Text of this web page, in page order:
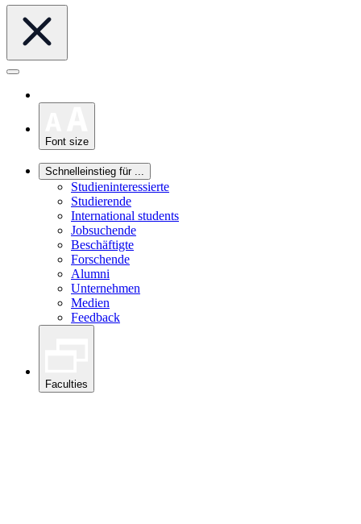
Font size
Schnelleinstieg für ...
Studieninteressierte
Studierende
International students
Jobsuchende
Beschäftigte
Forschende
Alumni
Unternehmen
Medien
Feedback
Faculties